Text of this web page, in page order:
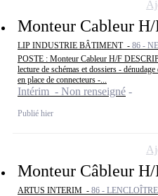
Monteur Cableur H/
LIP INDUSTRIE BÂTIMENT - 86 -
POSTE : Monteur Cableur H/F
lecture de schémas et dossiers -
en place de connecteurs -...
Intérim - Non renseigné
Publié hier
Monteur Câbleur H/
ARTUS INTERIM - 86 - LENCLOÎTRE